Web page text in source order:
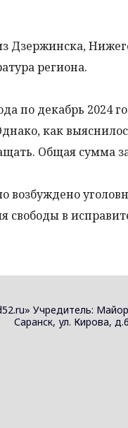
Дзержинска,
региона.
по декабрь 2024
как
Общая сумма
возбуждено
свободы в
Учредитель:
Саранск, ул. Кирова,